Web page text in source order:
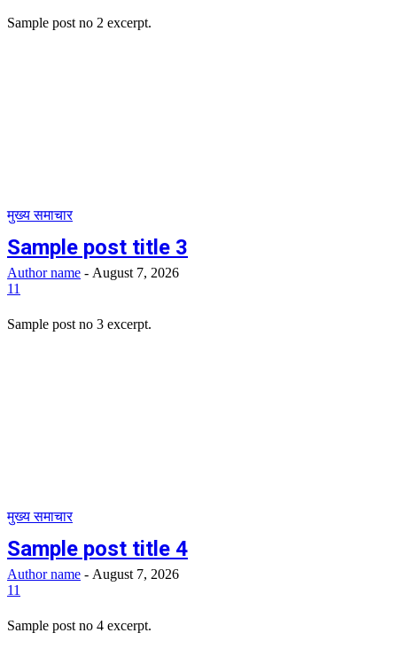
Sample post no 2 excerpt.
मुख्य समाचार
Sample post title 3
Author name - August 7, 2026
11
Sample post no 3 excerpt.
मुख्य समाचार
Sample post title 4
Author name - August 7, 2026
11
Sample post no 4 excerpt.